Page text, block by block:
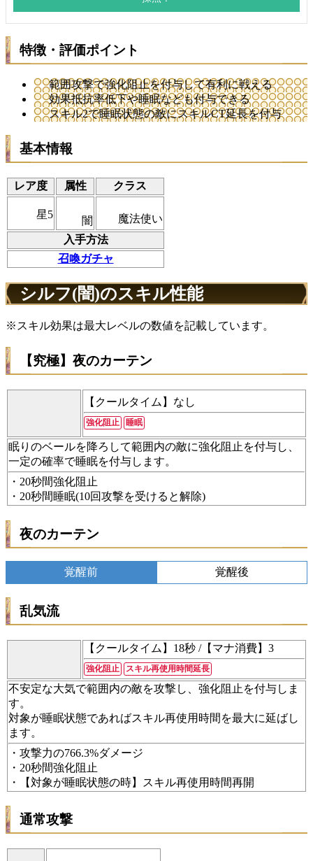
特徴・評価ポイント
範囲攻撃で強化阻止を付与して有利に戦える
効果抵抗率低下や睡眠なども付与できる
スキル2で睡眠状態の敵にスキルCT延長を付与
基本情報
レア度 属性 クラス
星5
闇
魔法使い
入手方法
召喚ガチャ
シルフ(闇)のスキル性能
※スキル効果は最大レベルの数値を記載しています。
【究極】夜のカーテン
【クールタイム】なし
強化阻止 睡眠
眠りのベールを降ろして範囲内の敵に強化阻止を付与し、
一定の確率で睡眠を付与します。
・20秒間強化阻止
・20秒間睡眠(10回攻撃を受けると解除)
夜のカーテン
覚醒前 覚醒後
乱気流
【クールタイム】18秒 /【マナ消費】3
強化阻止 スキル再使用時間延長
不安定な大気で範囲内の敵を攻撃し、強化阻止を付与しま
す。
対象が睡眠状態であればスキル再使用時間を最大に延ばし
ます。
・攻撃力の766.3%ダメージ
・20秒間強化阻止
・【対象が睡眠状態の時】スキル再使用時間再開
通常攻撃